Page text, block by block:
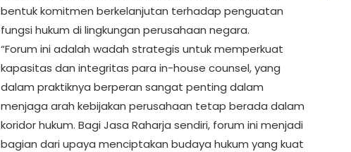
bentuk komitmen berkelanjutan terhadap penguatan
fungsi hukum di lingkungan perusahaan negara.
“Forum ini adalah wadah strategis untuk memperkuat
kapasitas dan integritas para in-house counsel, yang
dalam praktiknya berperan sangat penting dalam
menjaga arah kebijakan perusahaan tetap berada dalam
koridor hukum. Bagi Jasa Raharja sendiri, forum ini menjadi
bagian dari upaya menciptakan budaya hukum yang kuat